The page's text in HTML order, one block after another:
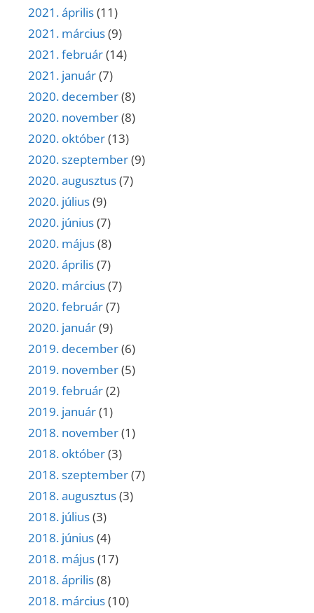
2021. április(11)
2021. március(9)
2021. február(14)
2021. január(7)
2020. december(8)
2020. november(8)
2020. október(13)
2020. szeptember(9)
2020. augusztus(7)
2020. július(9)
2020. június(7)
2020. május(8)
2020. április(7)
2020. március(7)
2020. február(7)
2020. január(9)
2019. december(6)
2019. november(5)
2019. február(2)
2019. január(1)
2018. november(1)
2018. október(3)
2018. szeptember(7)
2018. augusztus(3)
2018. július(3)
2018. június(4)
2018. május(17)
2018. április(8)
2018. március(10)